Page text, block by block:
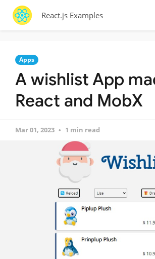
React.js Examples
Apps
A wishlist App
React and MobX
Mar 01, 2023 1 min read